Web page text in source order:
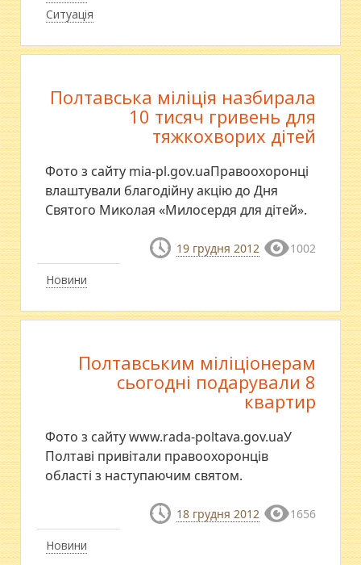
Ситуація
Новини
Полтавська міліція назбирала
10 тисяч гривень для
тяжкохворих дітей
Фото з сайту mia-pl.gov.uaПравоохоронці
влаштували благодійну акцію до Дня
Святого Миколая «Милосердя для дітей».
19 грудня 2012 1002
Новини
Полтавським міліціонерам
сьогодні подарували 8
квартир
Фото з сайту www.rada-poltava.gov.uaУ
Полтаві привітали правоохоронців
області з наступаючим святом.
18 грудня 2012 1656